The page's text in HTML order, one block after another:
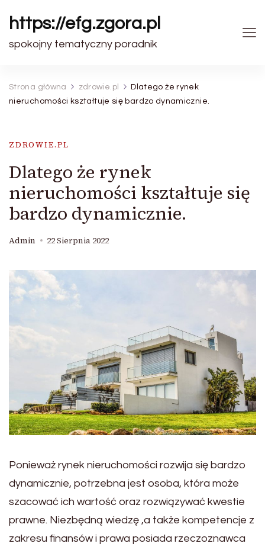
https://efg.zgora.pl
spokojny tematyczny poradnik
Strona główna zdrowie.pl
Dlatego że rynek
nieruchomości kształtuje się bardzo dynamicznie.
ZDROWIE.PL
Dlatego że rynek
nieruchomości kształtuje się
bardzo dynamicznie.
Admin 22 Sierpnia 2022
Ponieważ rynek nieruchomości rozwija się bardzo
dynamicznie, potrzebna jest osoba, która może
szacować ich wartość oraz rozwiązywać kwestie
prawne. Niezbędną wiedzę ,a także kompetencje z
zakresu finansów i prawa posiada rzeczoznawca